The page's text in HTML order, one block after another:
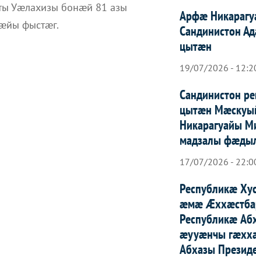
Уæлахизы бонæй 81 азы
фыстæг.
Арфæ
Сандинистон
цытæн
19/07/2026 -
Сандинистон
цытæн
Никарагуайы
мадзалы
17/07/2026 -
Республикæ
æмæ
Республикæ
æууæнчы
Абхазы